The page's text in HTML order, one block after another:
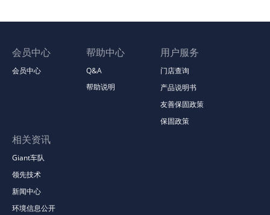
会员中心
会员中心
帮助中心
Q&A
帮助说明
用户服务
门店查询
产品说明书
友善保固政策
保固政策
相关资讯
Giant车队
领先技术
新闻中心
环境信息公开